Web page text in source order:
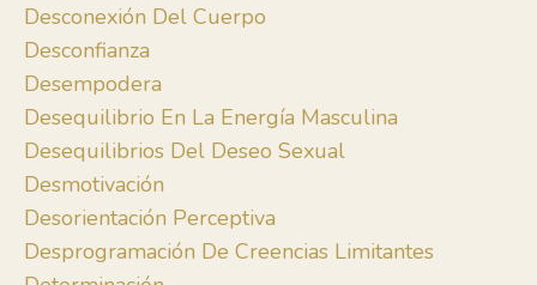
Desconexión Del Cuerpo
Desconfianza
Desempodera
Desequilibrio En La Energía Masculina
Desequilibrios Del Deseo Sexual
Desmotivación
Desorientación Perceptiva
Desprogramación De Creencias Limitantes